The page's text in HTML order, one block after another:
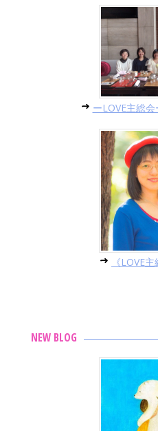
ーLOVE主総
《LOVE
NEW BLOG